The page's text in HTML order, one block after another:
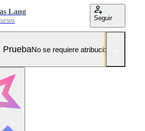
Lang
Seguir
PruebaNo se requiere atribución!